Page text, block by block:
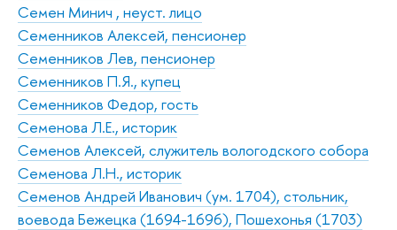
Семен Минич , неуст. лицо
Семенников Алексей, пенсионер
Семенников Лев, пенсионер
Семенников П.Я., купец
Семенников Федор, гость
Семенова Л.Е., историк
Семенов Алексей, служитель вологодского собора
Семенова Л.Н., историк
Семенов Андрей Иванович (ум. 1704), стольник,
воевода Бежецка (1694-1696), Пошехонья (1703)